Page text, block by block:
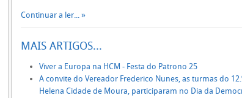
Continuar a ler...
MAIS ARTIGOS...
Viver a Europa na HCM - Festa do Patrono 25
A convite do Vereador Frederico Nunes, as turmas do
Helena Cidade de Moura, participaram no Dia da